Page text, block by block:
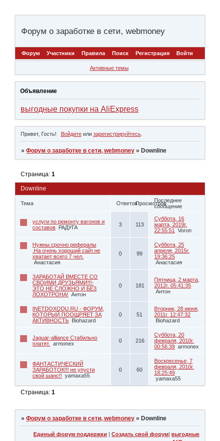
Форум о заработке в сети, webmoney
Форум Участники Правила Поиск Регистрация Войти
Активные темы
Объявление
выгодные покупки на AliExpress
Привет, Гость! Войдитеили зарегистрируйтесь.
»Форум о заработке в сети, webmoney » Downline
Downline
Страница:1
Тема ОтветовПросмотровПоследнее
сообщение
услуги по ремонту вагонов и
составов РАДУГА 3 113
Суббота, 16
марта, 2019г.
22:55:51
Voron
Нужны срочно рефералы
.На очень хороший сайт.не
хватает всего 7 чел.
Анастасия
0 99
Суббота, 25
апреля, 2015г.
19:36:25
Анастасия
ЗАРАБОТАЙ ВМЕСТЕ СО
СВОИМИ ДРУЗЬЯМИ!!!-
ЭТО НЕ СЛОЖНО И БЕЗ
ЛОХОТРОНА!
Антон
0 181
Пятница, 2 марта,
2012г. 05:41:35
Антон
INETDOXODU.RU - ФОРУМ,
КОТОРЫЙ ПООЩРЯЕТ ЗА
АКТИВНОСТЬ Biohazard
0 51
Вторник, 28 июня,
2011г. 12:47:32
Biohazard
Jaguar-alliance Стабильно
платят.
armonex 0 216
Суббота, 20
февраля, 2010г.
00:56:39 armonex
ФАНТАСТИЧЕСКИЙ
ЗАРАБОТОК!!! не упусти
свой шанс!!
yamaxa55
0 60
Воскресенье, 7
февраля, 2010г.
18:25:49
yamaxa55
Страница:1
»Форум о заработке в сети, webmoney » Downline
Единый форум поддержки | Создать свой форум| выгодные